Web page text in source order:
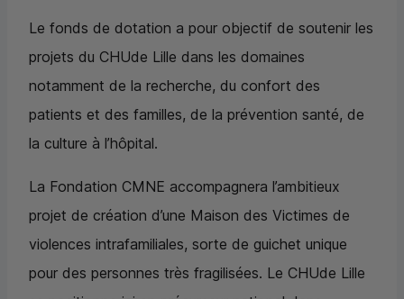
Le fonds de dotation a pour objectif de soutenir les
projets du CHUde Lille dans les domaines
notamment de la recherche, du confort des
patients et des familles, de la prévention santé, de
la culture à l’hôpital.
La Fondation CMNE accompagnera l’ambitieux
projet de création d’une Maison des Victimes de
violences intrafamiliales, sorte de guichet unique
pour des personnes très fragilisées. Le CHUde Lille